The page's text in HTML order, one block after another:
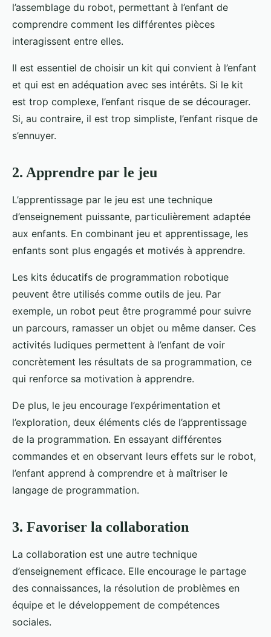
l’assemblage du robot, permettant à l’enfant de
comprendre comment les différentes pièces
interagissent entre elles.
Il est essentiel de choisir un kit qui convient à l’enfant
et qui est en adéquation avec ses intérêts. Si le kit
est trop complexe, l’enfant risque de se décourager.
Si, au contraire, il est trop simpliste, l’enfant risque de
s’ennuyer.
2. Apprendre par le jeu
L’apprentissage par le jeu est une technique
d’enseignement puissante, particulièrement adaptée
aux enfants. En combinant jeu et apprentissage, les
enfants sont plus engagés et motivés à apprendre.
Les kits éducatifs de programmation robotique
peuvent être utilisés comme outils de jeu. Par
exemple, un robot peut être programmé pour suivre
un parcours, ramasser un objet ou même danser. Ces
activités ludiques permettent à l’enfant de voir
concrètement les résultats de sa programmation, ce
qui renforce sa motivation à apprendre.
De plus, le jeu encourage l’expérimentation et
l’exploration, deux éléments clés de l’apprentissage
de la programmation. En essayant différentes
commandes et en observant leurs effets sur le robot,
l’enfant apprend à comprendre et à maîtriser le
langage de programmation.
3. Favoriser la collaboration
La collaboration est une autre technique
d’enseignement efficace. Elle encourage le partage
des connaissances, la résolution de problèmes en
équipe et le développement de compétences
sociales.